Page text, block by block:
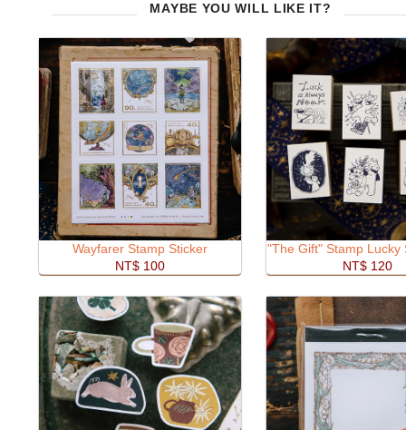
MAYBE YOU WILL LIKE IT?
Wayfarer Stamp Sticker
NT$ 100
"The Gift" Stamp Lucky
NT$ 120